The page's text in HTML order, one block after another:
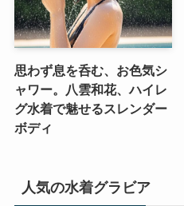
思わず息を呑む、お色気シ
ャワー。八雲和花、ハイレ
グ水着で魅せるスレンダー
ボディ
人気の水着グラビア